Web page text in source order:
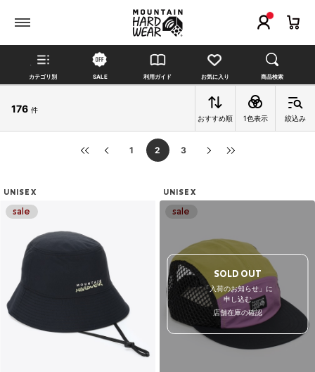
カテゴリ別 SALE 利用ガイド お気に入り 商品検索
176 件
おすすめ順
1色表示 絞込み
1 2 3
UNISEX UNISEX
SOLD OUT
「入荷のお知らせ」に
申し込む
店舗在庫の確認